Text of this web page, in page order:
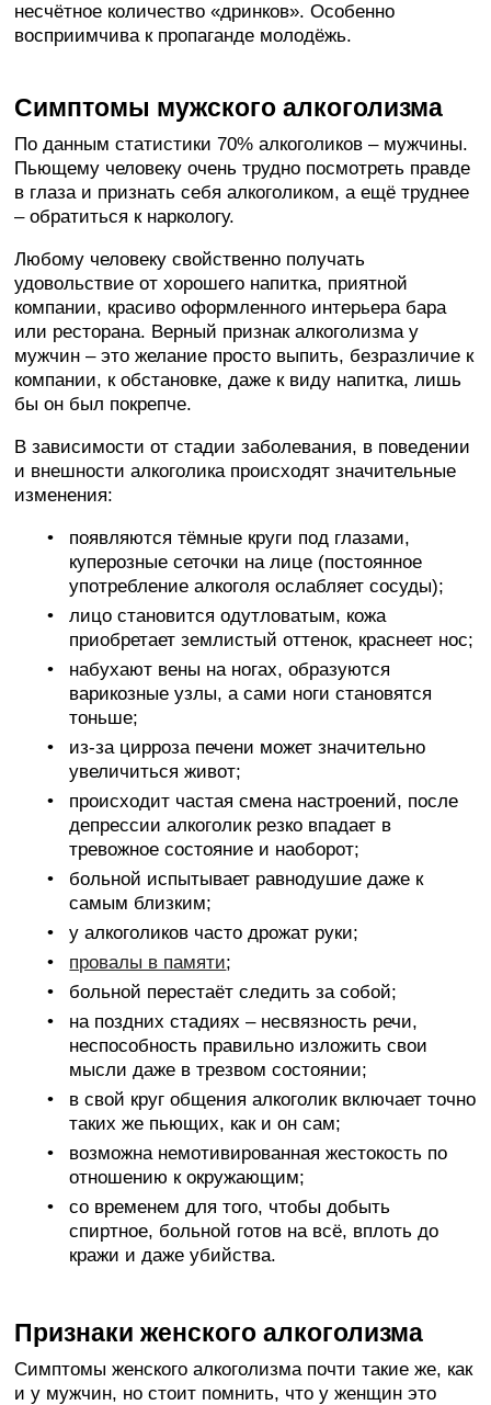
несчётное количество «дринков». Особенно
восприимчива к пропаганде молодёжь.
Симптомы мужского алкоголизма
По данным статистики 70% алкоголиков – мужчины.
Пьющему человеку очень трудно посмотреть правде
в глаза и признать себя алкоголиком, а ещё труднее
– обратиться к наркологу.
Любому человеку свойственно получать
удовольствие от хорошего напитка, приятной
компании, красиво оформленного интерьера бара
или ресторана. Верный признак алкоголизма у
мужчин – это желание просто выпить, безразличие к
компании, к обстановке, даже к виду напитка, лишь
бы он был покрепче.
В зависимости от стадии заболевания, в поведении
и внешности алкоголика происходят значительные
изменения:
появляются тёмные круги под глазами,
куперозные сеточки на лице (постоянное
употребление алкоголя ослабляет сосуды);
лицо становится одутловатым, кожа
приобретает землистый оттенок, краснеет нос;
набухают вены на ногах, образуются
варикозные узлы, а сами ноги становятся
тоньше;
из-за цирроза печени может значительно
увеличиться живот;
происходит частая смена настроений, после
депрессии алкоголик резко впадает в
тревожное состояние и наоборот;
больной испытывает равнодушие даже к
самым близким;
у алкоголиков часто дрожат руки;
провалы в памяти;
больной перестаёт следить за собой;
на поздних стадиях – несвязность речи,
неспособность правильно изложить свои
мысли даже в трезвом состоянии;
в свой круг общения алкоголик включает точно
таких же пьющих, как и он сам;
возможна немотивированная жестокость по
отношению к окружающим;
со временем для того, чтобы добыть
спиртное, больной готов на всё, вплоть до
кражи и даже убийства.
Признаки женского алкоголизма
Симптомы женского алкоголизма почти такие же, как
и у мужчин, но стоит помнить, что у женщин это